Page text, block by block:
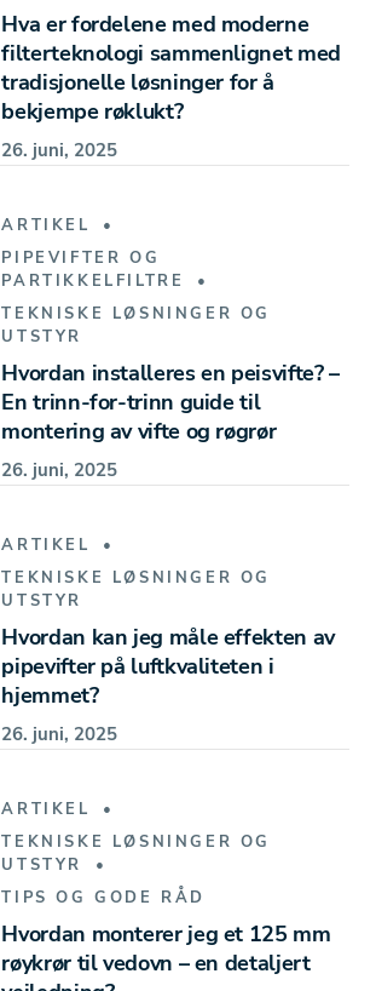
Hva er fordelene med moderne
filterteknologi sammenlignet med
tradisjonelle løsninger for å
bekjempe røklukt?
26. juni, 2025
ARTIKEL
PIPEVIFTER OG
PARTIKKELFILTRE
TEKNISKE LØSNINGER OG
UTSTYR
Hvordan installeres en peisvifte? –
En trinn-for-trinn guide til
montering av vifte og røgrør
26. juni, 2025
ARTIKEL
TEKNISKE LØSNINGER OG
UTSTYR
Hvordan kan jeg måle effekten av
pipevifter på luftkvaliteten i
hjemmet?
26. juni, 2025
ARTIKEL
TEKNISKE LØSNINGER OG
UTSTYR
TIPS OG GODE RÅD
Hvordan monterer jeg et 125 mm
røykrør til vedovn – en detaljert